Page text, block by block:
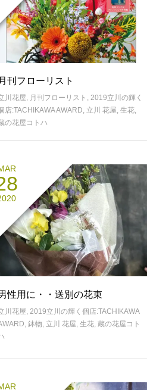
月刊フローリスト
川花屋, 月刊フローリスト , 2019立川の輝く
店:TACHIKAWA AWARD, 立川 花屋, 生花,
の花屋コトハ
性用に・・送別の花束
川花屋, 2019立川の輝く個店:TACHIKAWA
, 鉢物, 立川 花屋, 生花, 蔵の花屋コト